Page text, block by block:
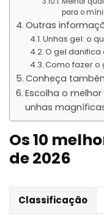
para o
Outras
Unhas gel: o
O gel danifica
Como fazer o
Conheça
Escolha o
unhas
Os 10
de 2026
Classificação